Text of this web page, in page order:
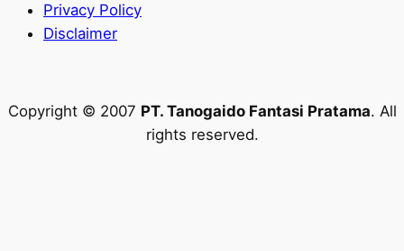
Privacy Policy
Disclaimer
Copyright © 2007 PT. Tanogaido Fantasi Pratama. All
rights reserved.